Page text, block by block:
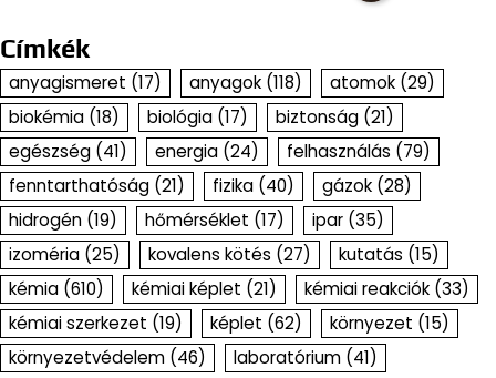
Címkék
anyagismeret (17) anyagok (118) atomok (29)
biokémia (18) biológia (17) biztonság (21)
egészség (41) energia (24) felhasználás (79)
fenntarthatóság (21) fizika (40) gázok (28)
hidrogén (19) hőmérséklet (17) ipar (35)
izoméria (25) kovalens kötés (27) kutatás (15)
kémia (610) kémiai képlet (21) kémiai reakciók (33)
kémiai szerkezet (19) képlet (62) környezet (15)
környezetvédelem (46) laboratórium (41)